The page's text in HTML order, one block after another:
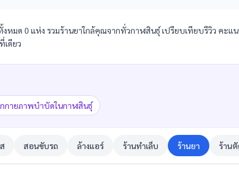
หมด 0 แห่ง รวมร้านยาใกล้คุณจากทั่วกาฬสินธุ์ เปรียบเทียบรีวิว คะ
เดียว
กายภาพบำบัดในกาฬสินธุ์
สอนขับรถ ล้างแอร์ ร้านทำเล็บ ร้านยา ร้าน